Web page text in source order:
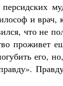
и врач,
что не
проживет
его,
Правду